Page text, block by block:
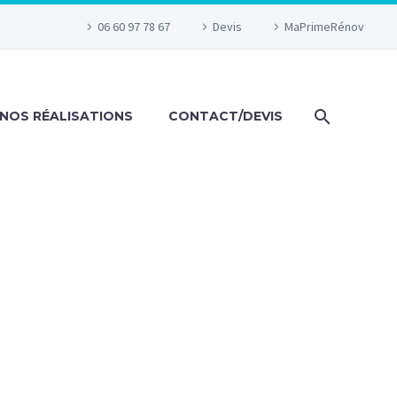
06 60 97 78 67 Devis MaPrimeRénov
NOS RÉALISATIONS CONTACT/DEVIS